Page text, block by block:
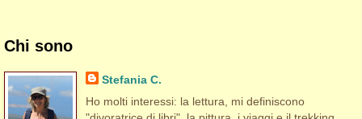
Chi sono
Stefania C.
Ho molti interessi: la lettura, mi definiscono